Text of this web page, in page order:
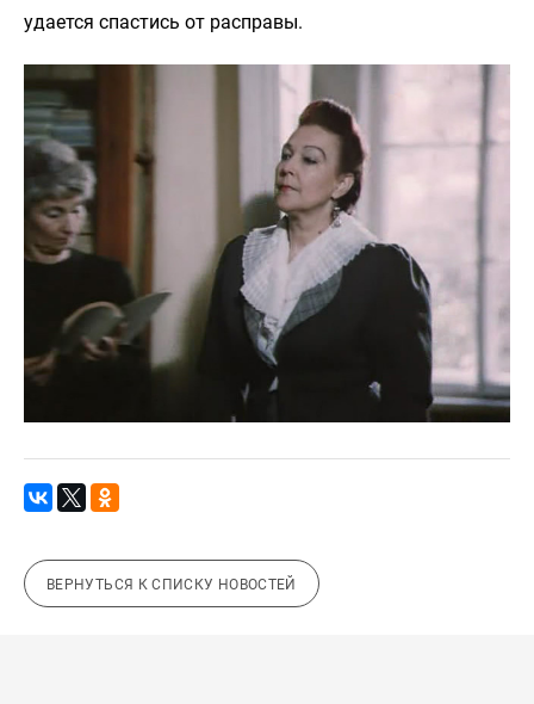
удается спастись от расправы.
ВЕРНУТЬСЯ К СПИСКУ НОВОСТЕЙ